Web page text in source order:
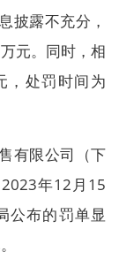
披露不充分，
元。同时，相
，处罚时间为
有限公司（下
年12月15
公布的罚单显